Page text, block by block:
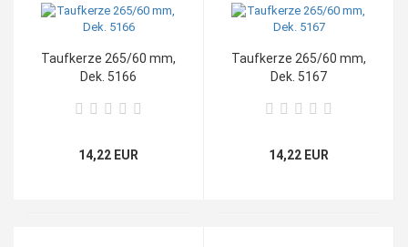
Taufkerze 265/60 mm,
Dek. 5166
14,22 EUR
Taufkerze 265/60 mm,
Dek. 5167
14,22 EUR